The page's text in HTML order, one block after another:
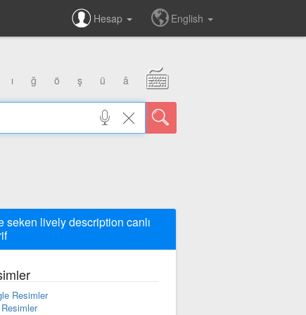
Hesap English
ı ğ ö ş ü â
seken lively description canlı
Resimler